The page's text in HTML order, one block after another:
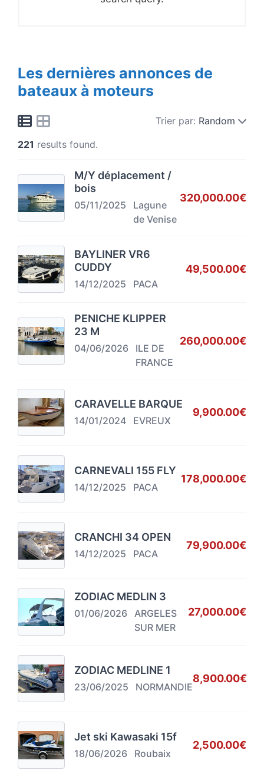
Les dernières annonces de
bateaux à moteurs
Trier par: Random
221 results found.
M/Y déplacement /
bois
05/11/2025
Lagune
de Venise
320,000.00€
BAYLINER VR6
CUDDY
14/12/2025 PACA
49,500.00€
PENICHE KLIPPER
23 M
04/06/2026
ILE DE
FRANCE
260,000.00€
CARAVELLE BARQUE
14/01/2024 EVREUX
9,900.00€
CARNEVALI 155 FLY
14/12/2025 PACA
178,000.00€
CRANCHI 34 OPEN
14/12/2025 PACA
79,900.00€
ZODIAC MEDLIN 3
01/06/2026
ARGELES
SUR MER
27,000.00€
ZODIAC MEDLINE 1
23/06/2025 NORMANDIE
8,900.00€
Jet ski Kawasaki 15f
18/06/2026 Roubaix
2,500.00€